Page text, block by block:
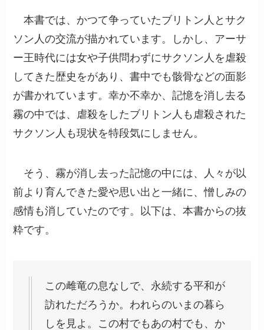
本書では、かつて争っていたブリトン人とサク
ソン人の交流が描かれています。しかし、アーサ
ー王時代には女や子供問わずにサクソン人を虐殺
してきた歴史をがあり、書中でも骸骨などの面影
が書かれています。幸か不幸か、記憶を消し去る
霧の中では、虐殺をしたブリトン人も虐殺された
サクソン人も現状を特段気にしません。
そう、霧が消し去った記憶の中には、人々が以
前より育んできた愛や思い出と一緒に、憎しみの
感情も消していたのです。以下は、本書からの抜
粋です。
この雌竜の息なしで、永続する平和が
訪れただろうか。われらのいまの暮ら
しを見よ。この村でもあの村でも、か